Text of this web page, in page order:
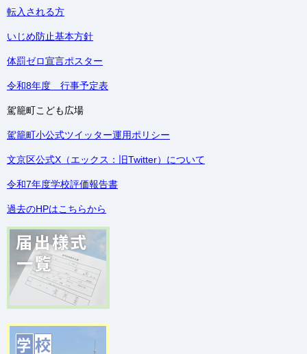
転入される方
いじめ防止基本方針
体罰ゼロ宣言ポスター
令和8年度 行事予定表
駕籠町こども広場
駕籠町小公式ツイッター運用ポリシー
文京区公式X（エックス：旧Twitter）について
令和7年度学校評価報告書
過去のHPはこちらから